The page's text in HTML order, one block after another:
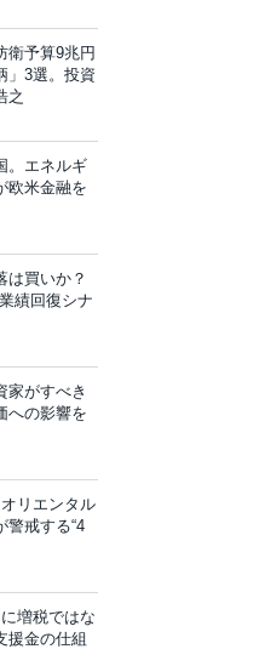
衛予算9兆円
」3選。投資
之
。エネルギ
欧米金融を
は買いか？
績回復シナ
がすべき
への影響を
リエンタル
警戒する“4
増税ではな
援金の仕組